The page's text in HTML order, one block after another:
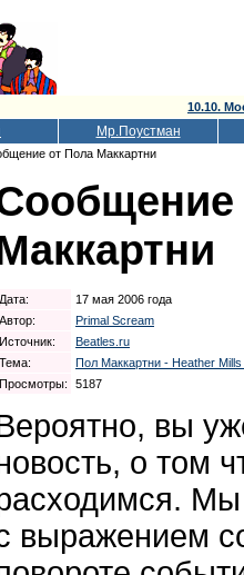
10.10.
Мр.Поустман
от Пола Маккартни
Дата:
17 мая 2006 года
Автор:
Primal Scream
Источник:
Beatles.ru
Тема:
Пол Маккартни - Heather
Просмотры:
5187
вы
о том
Мы
выражением